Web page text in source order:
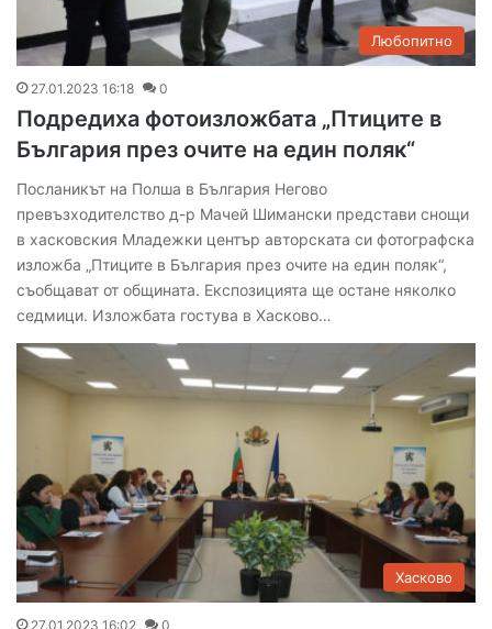
Любопитно
27.01.2023 16:18 0
Подредиха фотоизложбата „Птиците в
България през очите на един поляк“
Посланикът на Полша в България Негово
превъзходителство д-р Мачей Шимански представи снощи
в хасковския Младежки център авторската си фотографска
изложба „Птиците в България през очите на един поляк“,
съобщават от общината. Експозицията ще остане няколко
седмици. Изложбата гостува в Хасково…
Хасково
27.01.2023 16:02 0